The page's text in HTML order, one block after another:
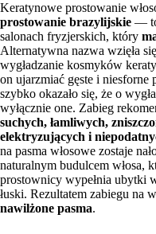
Keratynowe prostowanie
prostowanie brazylijskie —
salonach fryzjerskich, który
Alternatywna nazwa wzięła
wygładzanie kosmyków
on ujarzmiać gęste i niesforne
szybko okazało się, że o
wyłącznie one. Zabieg
suchych, łamliwych,
elektryzujących i
na pasma włosowe zostaje
naturalnym budulcem włosa,
prostownicy wypełnia ubytki
łuski. Rezultatem zabiegu na
nawilżone pasma.